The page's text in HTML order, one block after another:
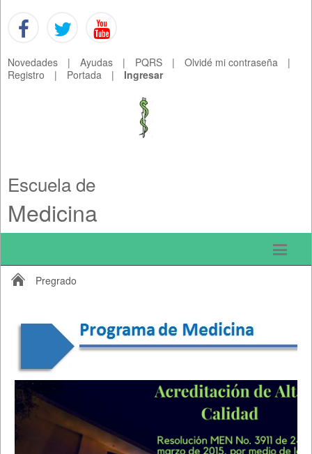
Novedades | Ayudas | PQRS | Olvidé mi contraseña
|
Registro
| Portada | Ingresar
Escuela de
Medicina
Pregrado